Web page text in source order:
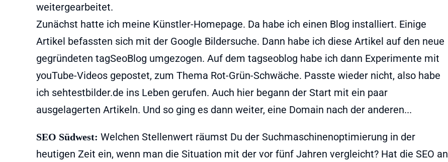
weitergearbeitet.
Zunächst hatte ich meine Künstler-Homepage. Da habe ich einen Blog installiert. Einige
Artikel befassten sich mit der Google Bildersuche. Dann habe ich diese Artikel auf den neue
gegründeten tagSeoBlog umgezogen. Auf dem tagseoblog habe ich dann Experimente mit
youTube-Videos gepostet, zum Thema Rot-Grün-Schwäche. Passte wieder nicht, also habe
ich sehtestbilder.de ins Leben gerufen. Auch hier begann der Start mit ein paar
ausgelagerten Artikeln. Und so ging es dann weiter, eine Domain nach der anderen...
SEO Südwest: Welchen Stellenwert räumst Du der Suchmaschinenoptimierung in der
heutigen Zeit ein, wenn man die Situation mit der vor fünf Jahren vergleicht? Hat die SEO an